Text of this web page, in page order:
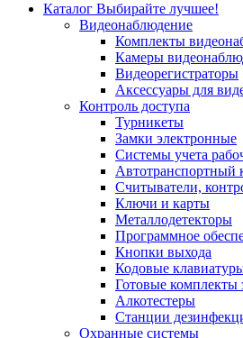
Каталог Выбирайте лучшее!
Видеонаблюдение
Комплекты
Камеры
Видеорегистраторы
Аксессуары для
Контроль доступа
Турникеты
Замки электронные
Системы учета
Автотранспортный
Считыватели,
Ключи и карты
Металлодетекторы
Программное
Кнопки выхода
Кодовые
Готовые комплекты
Алкотестеры
Станции
Охранные системы